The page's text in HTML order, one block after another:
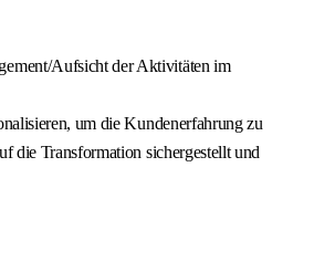
Aufsicht der Aktivitäten im
um die Kundenerfahrung zu
die Transformation sichergestellt und